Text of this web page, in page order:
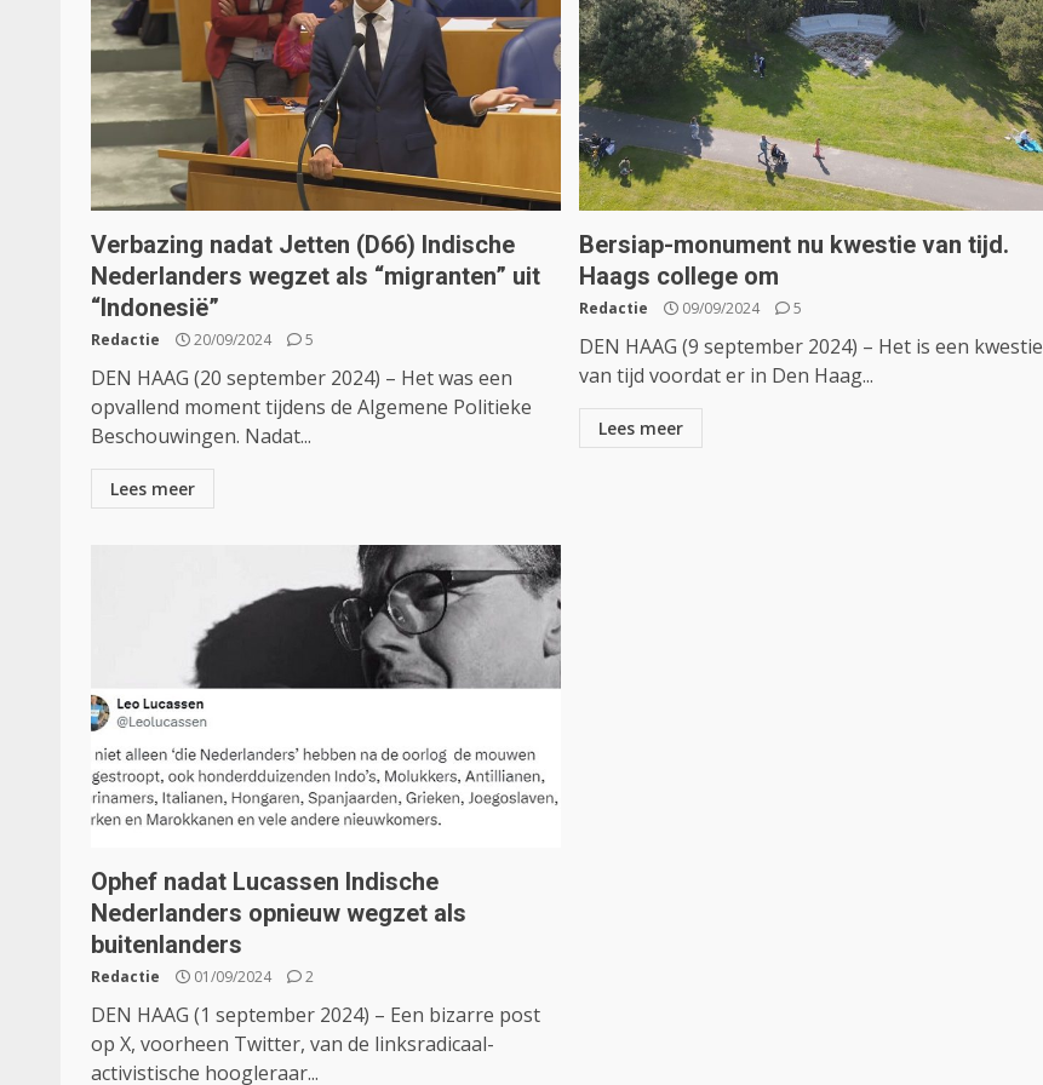
Verbazing nadat Jetten (D66) Indische
Nederlanders wegzet als “migranten” uit
“Indonesië”
Redactie 20/09/2024 5
DEN HAAG (20 september 2024) – Het was een
opvallend moment tijdens de Algemene Politieke
Beschouwingen. Nadat...
Lees meer
Bersiap-monument nu kwestie van tijd.
Haags college om
Redactie 09/09/2024 5
DEN HAAG (9 september 2024) – Het is een kwestie
van tijd voordat er in Den Haag...
Lees meer
Ophef nadat Lucassen Indische
Nederlanders opnieuw wegzet als
buitenlanders
Redactie 01/09/2024 2
DEN HAAG (1 september 2024) – Een bizarre post
op X, voorheen Twitter, van de linksradicaal-
activistische hoogleraar...